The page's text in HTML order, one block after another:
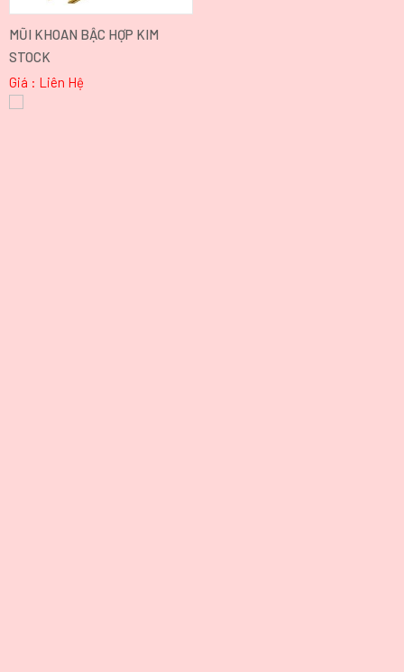
MŨI KHOAN BẬC HỢP KIM
STOCK
Giá : Liên Hệ